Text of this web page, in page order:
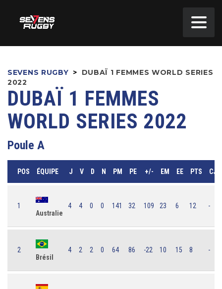
SEVENS RUGBY >
DUBAÏ 1 FEMMES WORLD SERIES
2022
DUBAÏ 1 FEMMES
WORLD SERIES 2022
Poule A
POS ÉQUIPE J V D N PM PE +/- EM EE PTS CJ
1
Australie
4 4 0 0 141 32 109 23 6 12 -
2
Brésil
4 2 2 0 64 86 -22 10 15 8 -